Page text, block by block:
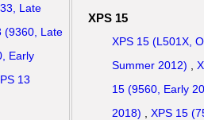
Late
(9360, Late
Early
13
XPS 15
XPS 15 (L501X,
Summer 2012)
15 (9560, Early
2018)
XPS 15